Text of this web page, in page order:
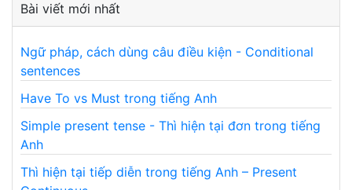
Bài viết mới nhất
Ngữ pháp, cách dùng câu điều kiện - Conditional
sentences
Have To vs Must trong tiếng Anh
Simple present tense - Thì hiện tại đơn trong tiếng
Anh
Thì hiện tại tiếp diễn trong tiếng Anh – Present